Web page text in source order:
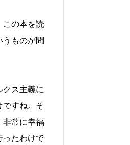
この本を読
ものが問
クス主義に
ですね。そ
非常に幸福
ったわけで